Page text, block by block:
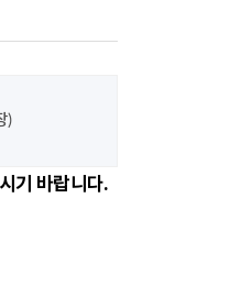
)
기 바랍니다.